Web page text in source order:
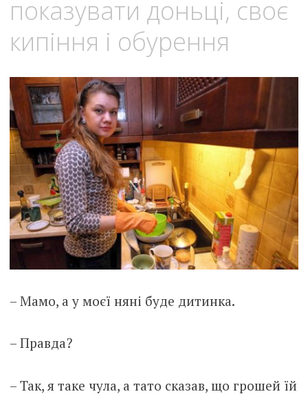
показувати доньці, своє
кипіння і обурення
– Мамо, а у моєї няні буде дитинка.
– Правда?
– Так, я таке чула, а тато сказав, що грошей їй